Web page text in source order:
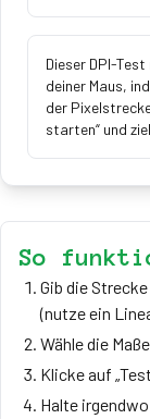
Dieser DPI-
deiner Maus,
der
starten“ und
So
Gib die
(nutze ein
Wähle die
Klicke auf
Halte